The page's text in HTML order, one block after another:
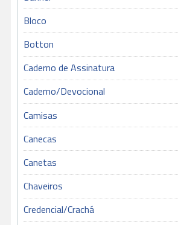
Bloco
Botton
Caderno de Assinatura
Caderno/Devocional
Camisas
Canecas
Canetas
Chaveiros
Credencial/Crachá